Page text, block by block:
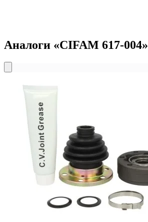
Аналоги «CIFAM 617-004»